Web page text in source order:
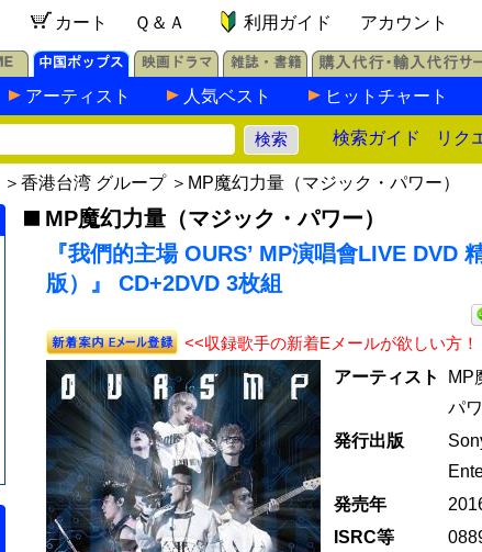
カート Ｑ＆Ａ 利用ガイド アカウント
アーティスト 人気ベスト ヒットチャート
検索ガイド リク
＞ 香港台湾 グループ＞ MP魔幻力量（マジック・パワー）
MP魔幻力量（マジック・パワー）
『我們的主場 OURS’ MP演唱會LIVE DVD
版）』 CD+2DVD 3枚組
<<収録歌手の新着Eメールが欲しい方！
アーティスト
MP
パ
発行出版
発売年
ISRC等